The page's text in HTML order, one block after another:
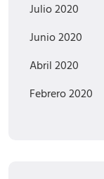
Julio 2020
Junio 2020
Abril 2020
Febrero 2020